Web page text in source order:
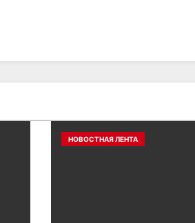
НОВОСТНАЯ ЛЕНТА